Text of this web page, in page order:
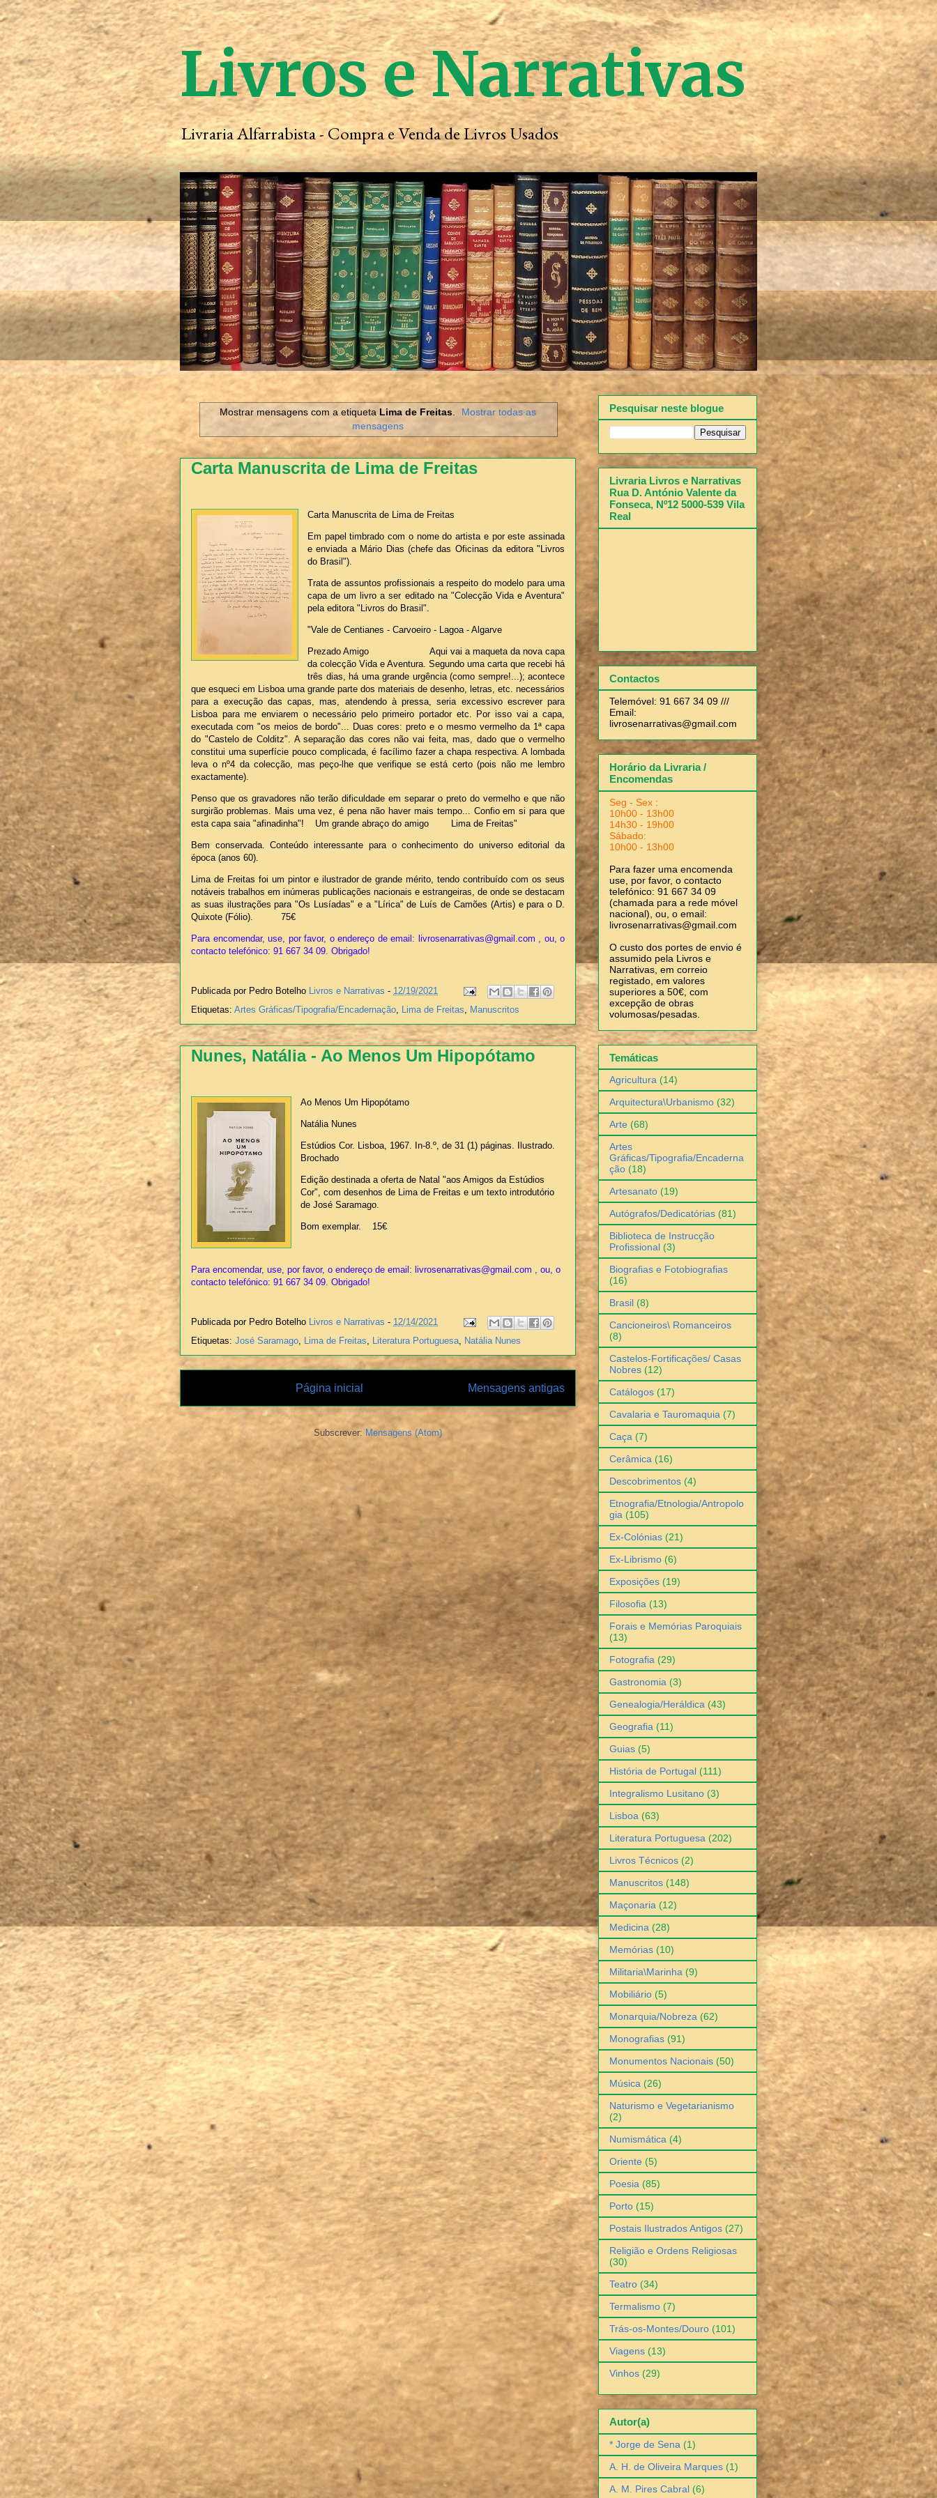
Livros e Narrativas
Livraria Alfarrabista - Compra e Venda de Livros Usados
Mostrar mensagens com a etiqueta Lima de Freitas.
Mostrar todas as
mensagens
Carta Manuscrita de Lima de Freitas
Carta Manuscrita de Lima de Freitas
Em papel timbrado com o nome do artista e por este assinada
e enviada a Mário Dias (chefe das Oficinas da editora "Livros
do Brasil").
Trata de assuntos profissionais a respeito do modelo para uma
capa de um livro a ser editado na "Colecção Vida e Aventura"
pela editora "Livros do Brasil".
"Vale de Centianes - Carvoeiro - Lagoa - Algarve
Prezado Amigo Aqui vai a maqueta da nova capa
da colecção Vida e Aventura. Segundo uma carta que recebi há
três dias, há uma grande urgência (como sempre!...); acontece
que esqueci em Lisboa uma grande parte dos materiais de desenho, letras, etc. necessários
para a execução das capas, mas, atendendo à pressa, seria excessivo escrever para
Lisboa para me enviarem o necessário pelo primeiro portador etc. Por isso vai a capa,
executada com "os meios de bordo"... Duas cores: preto e o mesmo vermelho da 1ª capa
do "Castelo de Colditz". A separação das cores não vai feita, mas, dado que o vermelho
constitui uma superfície pouco complicada, é facílimo fazer a chapa respectiva. A lombada
leva o nº4 da colecção, mas peço-lhe que verifique se está certo (pois não me lembro
exactamente).
Penso que os gravadores não terão dificuldade em separar o preto do vermelho e que não
surgirão problemas. Mais uma vez, é pena não haver mais tempo... Confio em si para que
esta capa saia "afinadinha"! Um grande abraço do amigo Lima de Freitas"
Bem conservada. Conteúdo interessante para o conhecimento do universo editorial da
época (anos 60).
Lima de Freitas foi um pintor e ilustrador de grande mérito, tendo contribuído com os seus
notáveis trabalhos em inúmeras publicações nacionais e estrangeiras, de onde se destacam
as suas ilustrações para "Os Lusíadas" e a "Lírica" de Luís de Camões (Artis) e para o D.
Quixote (Fólio). 75€
Para encomendar, use, por favor, o endereço de email: livrosenarrativas@gmail.com , ou, o
contacto telefónico: 91 667 34 09. Obrigado!
Publicada por Pedro Botelho Livros e Narrativas - 12/19/2021
Etiquetas: Artes Gráficas/Tipografia/Encadernação, Lima de Freitas, Manuscritos
Nunes, Natália - Ao Menos Um Hipopótamo
Ao Menos Um Hipopótamo
Natália Nunes
Estúdios Cor. Lisboa, 1967. In-8.º, de 31 (1) páginas. Ilustrado.
Brochado
Edição destinada a oferta de Natal "aos Amigos da Estúdios
Cor", com desenhos de Lima de Freitas e um texto introdutório
de José Saramago.
Bom exemplar. 15€
Para encomendar, use, por favor, o endereço de email: livrosenarrativas@gmail.com , ou, o
contacto telefónico: 91 667 34 09. Obrigado!
Publicada por Pedro Botelho Livros e Narrativas - 12/14/2021
Etiquetas: José Saramago, Lima de Freitas, Literatura Portuguesa, Natália Nunes
Mensagens antigas
Página inicial
Subscrever: Mensagens (Atom)
Pesquisar neste blogue
Livraria Livros e Narrativas
Rua D. António Valente da
Fonseca, Nº12 5000-539 Vila
Real
Contactos
Telemóvel: 91 667 34 09 ///
Email:
livrosenarrativas@gmail.com
Horário da Livraria /
Encomendas
Seg - Sex :
10h00 - 13h00
14h30 - 19h00
Sábado:
10h00 - 13h00
Para fazer uma encomenda
use, por favor, o contacto
telefónico: 91 667 34 09
(chamada para a rede móvel
nacional), ou, o email:
livrosenarrativas@gmail.com
O custo dos portes de envio é
assumido pela Livros e
Narrativas, em correio
registado, em valores
superiores a 50€, com
excepção de obras
volumosas/pesadas.
Temáticas
Agricultura (14)
Arquitectura\Urbanismo (32)
Arte (68)
Artes
Gráficas/Tipografia/Encaderna
ção (18)
Artesanato (19)
Autógrafos/Dedicatórias (81)
Biblioteca de Instrucção
Profissional (3)
Biografias e Fotobiografias
(16)
Brasil (8)
Cancioneiros\ Romanceiros
(8)
Castelos-Fortificações/ Casas
Nobres (12)
Catálogos (17)
Cavalaria e Tauromaquia (7)
Caça (7)
Cerâmica (16)
Descobrimentos (4)
Etnografia/Etnologia/Antropolo
gia (105)
Ex-Colónias (21)
Ex-Librismo (6)
Exposições (19)
Filosofia (13)
Forais e Memórias Paroquiais
(13)
Fotografia (29)
Gastronomia (3)
Genealogia/Heráldica (43)
Geografia (11)
Guias (5)
História de Portugal (111)
Integralismo Lusitano (3)
Lisboa (63)
Literatura Portuguesa (202)
Livros Técnicos (2)
Manuscritos (148)
Maçonaria (12)
Medicina (28)
Memórias (10)
Militaria\Marinha (9)
Mobiliário (5)
Monarquia/Nobreza (62)
Monografias (91)
Monumentos Nacionais (50)
Música (26)
Naturismo e Vegetarianismo
(2)
Numismática (4)
Oriente (5)
Poesia (85)
Porto (15)
Postais Ilustrados Antigos (27)
Religião e Ordens Religiosas
(30)
Teatro (34)
Termalismo (7)
Trás-os-Montes/Douro (101)
Viagens (13)
Vinhos (29)
Autor(a)
* Jorge de Sena (1)
A. H. de Oliveira Marques (1)
A. M. Pires Cabral (6)